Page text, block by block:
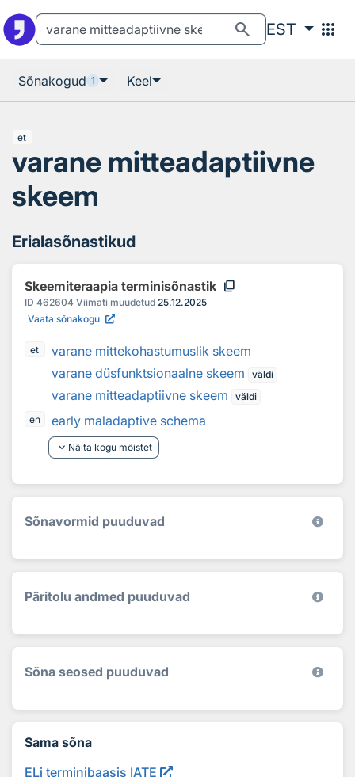
search EST apps
Sõnakogud 1 Keel
et
varane mitteadaptiivne
skeem
Erialasõnastikud
Skeemiteraapia terminisõnastik content_copy
ID 462604 Viimati muudetud 25.12.2025
Vaata sõnakogu
et
varane mittekohastumuslik skeem
varane düsfunktsionaalne skeem
väldi
varane mitteadaptiivne skeem
väldi
en
early maladaptive schema
keyboard_arrow_down Näita kogu mõistet
Sõnavormid puuduvad
Päritolu andmed puuduvad
Sõna seosed puuduvad
Sama sõna
ELi terminibaasis IATE